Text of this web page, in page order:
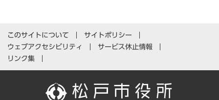
このサイトについて
サイトポリシー
ウェブアクセシビリティ
サービス休止情報
リンク集